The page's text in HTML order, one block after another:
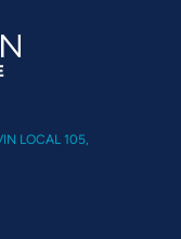
LOCAL 105,